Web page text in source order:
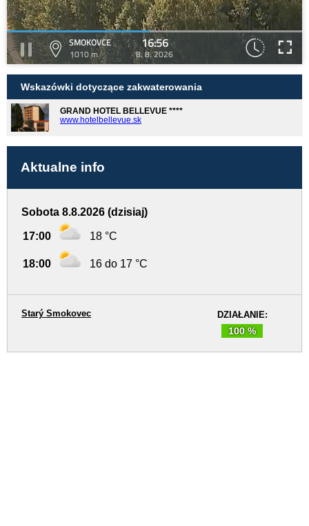
SMOKOVCE
1010 m
16:56
8. 8. 2026
Wskazówki dotyczące zakwaterowania
GRAND HOTEL BELLEVUE ****
www.hotelbellevue.sk
Aktualne info
Sobota 8.8.2026 (dzisiaj)
17:00 18 °C
18:00 16 do 17 °C
DZIAŁANIE:
100 %
Starý Smokovec